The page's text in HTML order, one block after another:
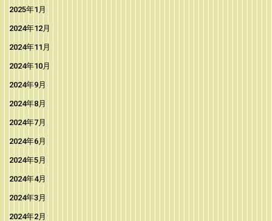
2025年1月
2024年12月
2024年11月
2024年10月
2024年9月
2024年8月
2024年7月
2024年6月
2024年5月
2024年4月
2024年3月
2024年2月